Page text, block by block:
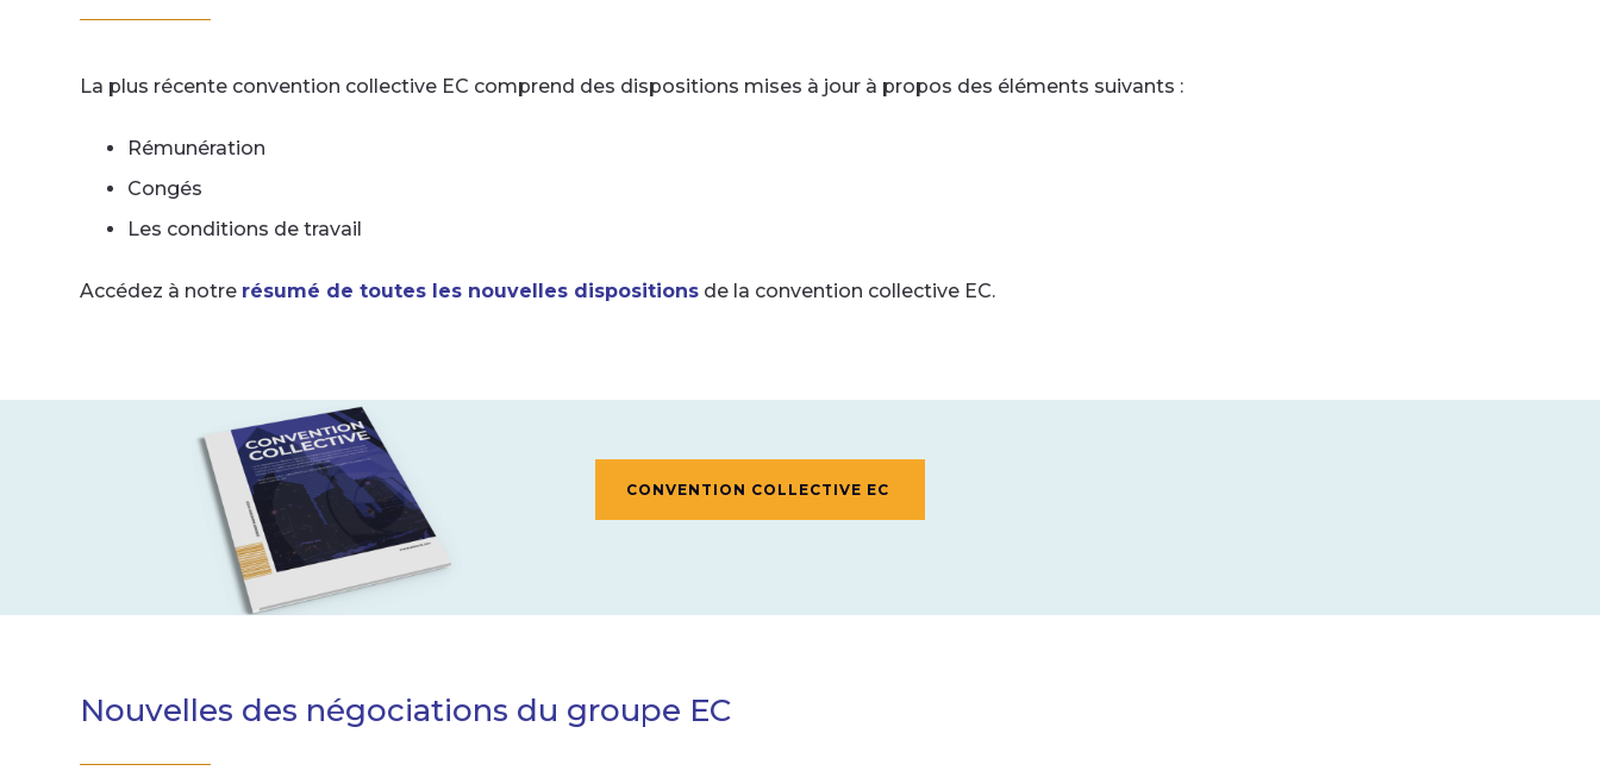
La plus récente convention collective EC comprend des dispositions mises à jour à propos des éléments suivants :
Rémunération
Congés
Les conditions de travail
Accédez à notre résumé de toutes les nouvelles dispositions de la convention collective EC.
CONVENTION COLLECTIVE EC
Nouvelles des négociations du groupe EC